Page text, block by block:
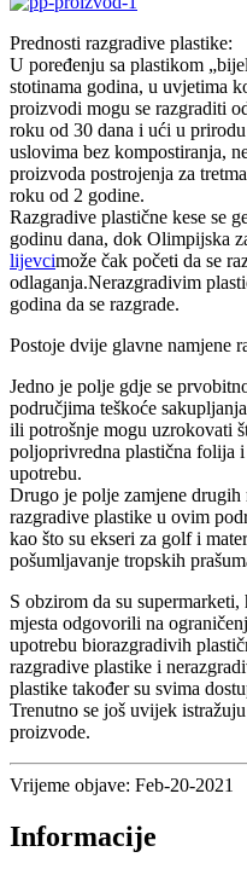
Prednosti razgradive plastike:
U poređenju sa plastikom
stotinama godina, u uvjetima
proizvodi mogu se razgraditi
roku od 30 dana i ući u
uslovima bez kompostiranja,
proizvoda postrojenja za
roku od 2 godine.
Razgradive plastične kese se
godinu dana, dok Olimpijska
lijevcimože čak početi da se
odlaganja.Nerazgradivim
godina da se razgrade.
Postoje dvije glavne namjene
Jedno je polje gdje se
područjima teškoće
ili potrošnje mogu uzrokovati
poljoprivredna plastična folija
upotrebu.
Drugo je polje zamjene
razgradive plastike u ovim
kao što su ekseri za golf i
pošumljavanje tropskih
S obzirom da su
mjesta odgovorili na
upotrebu biorazgradivih
razgradive plastike i
plastike također su svima
Trenutno se još uvijek
proizvode.
Vrijeme objave: Feb-20-2021
Informacije